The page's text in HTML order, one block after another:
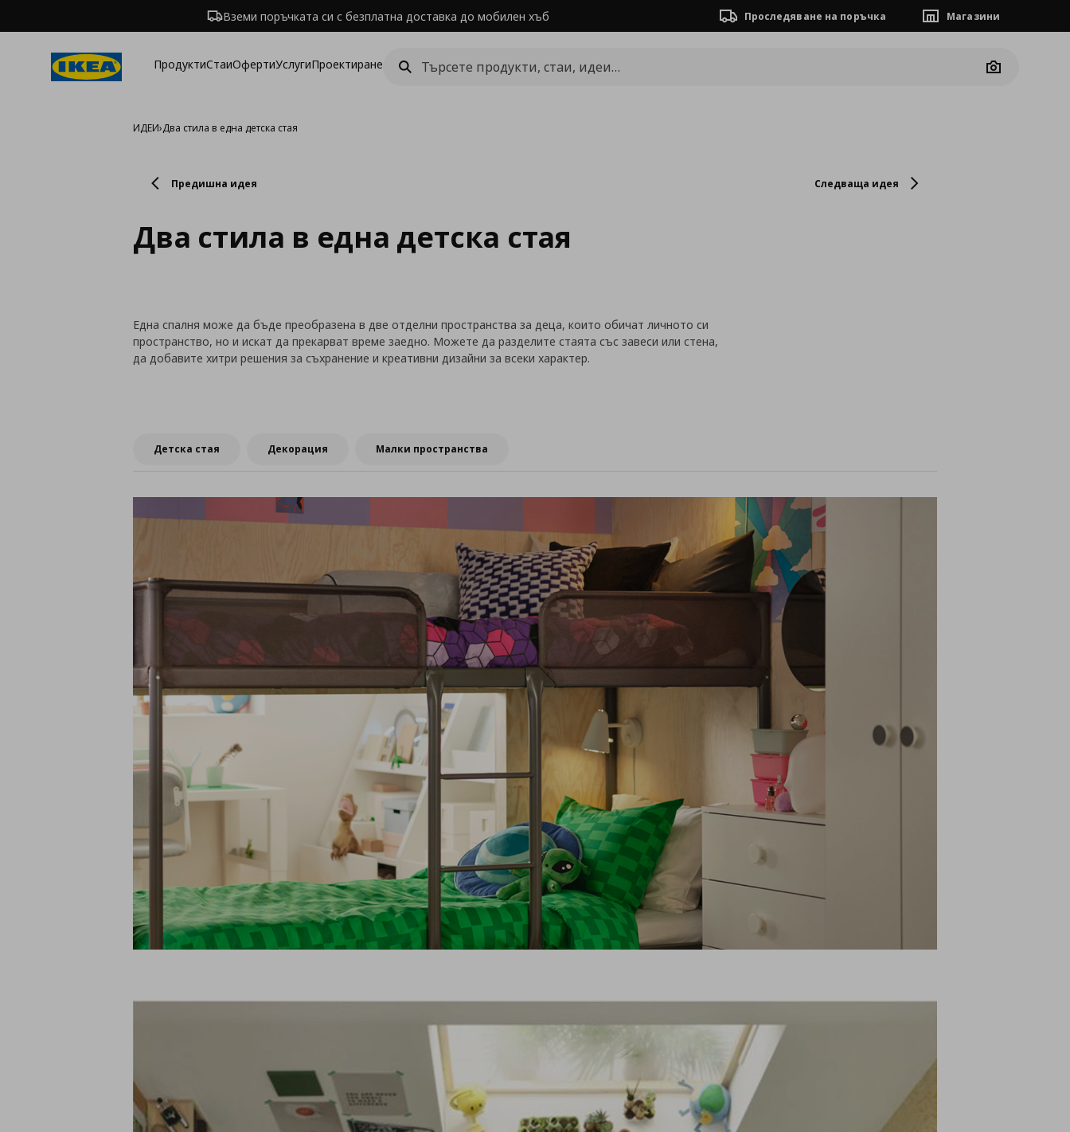
Вземи поръчката си с безплатна доставка до мобилен хъб Проследяване на поръчка Магазини
ПродуктиСтаиОфертиУслугиПроектиране
Camera
ИДЕИ›Два стила в една детска стая
Предишна идея Следваща идея
Два стила в една детска стая
Една спалня може да бъде преобразена в две отделни пространства за деца, които обичат личното си
пространство, но и искат да прекарват време заедно. Можете да разделите стаята със завеси или стена,
да добавите хитри решения за съхранение и креативни дизайни за всеки характер.
Детска стая Декорация Малки пространства